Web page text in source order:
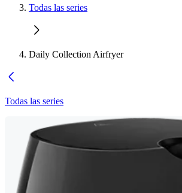
Todas las series
Daily Collection Airfryer
Todas las series